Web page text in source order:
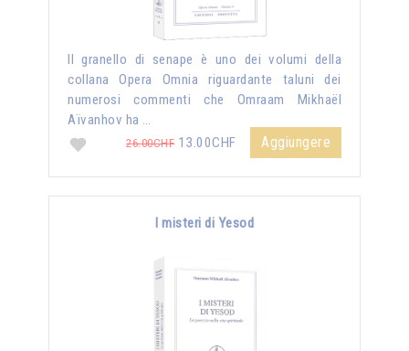
Il granello di senape è uno dei volumi della
collana Opera Omnia riguardante taluni dei
numerosi commenti che Omraam Mikhaël
Aïvanhov ha …
26.00CHF 13.00CHF Aggiungere
I misteri di Yesod